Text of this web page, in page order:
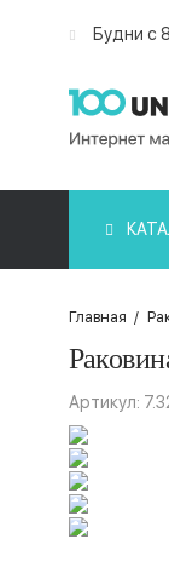
Будни с
Главная /
Артикул: